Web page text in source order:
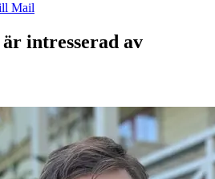
Mail
intresserad av